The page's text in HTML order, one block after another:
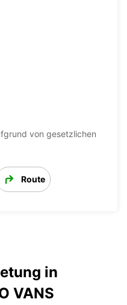
von gesetzlichen
Route
in
VANS